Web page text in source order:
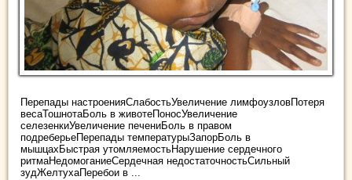
Перепады настроенияСлабостьУвеличение лимфоузловПотеря
весаТошнотаБоль в животеПоносУвеличение
селезенкиУвеличение печениБоль в правом
подреберьеПерепады температурыЗапорБоль в
мышцахБыстрая утомляемостьНарушение сердечного
ритмаНедомоганиеСердечная недостаточностьСильный
зудЖелтухаПеребои в ...